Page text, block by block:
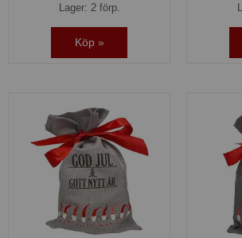
Lager: 2 förp.
Köp »